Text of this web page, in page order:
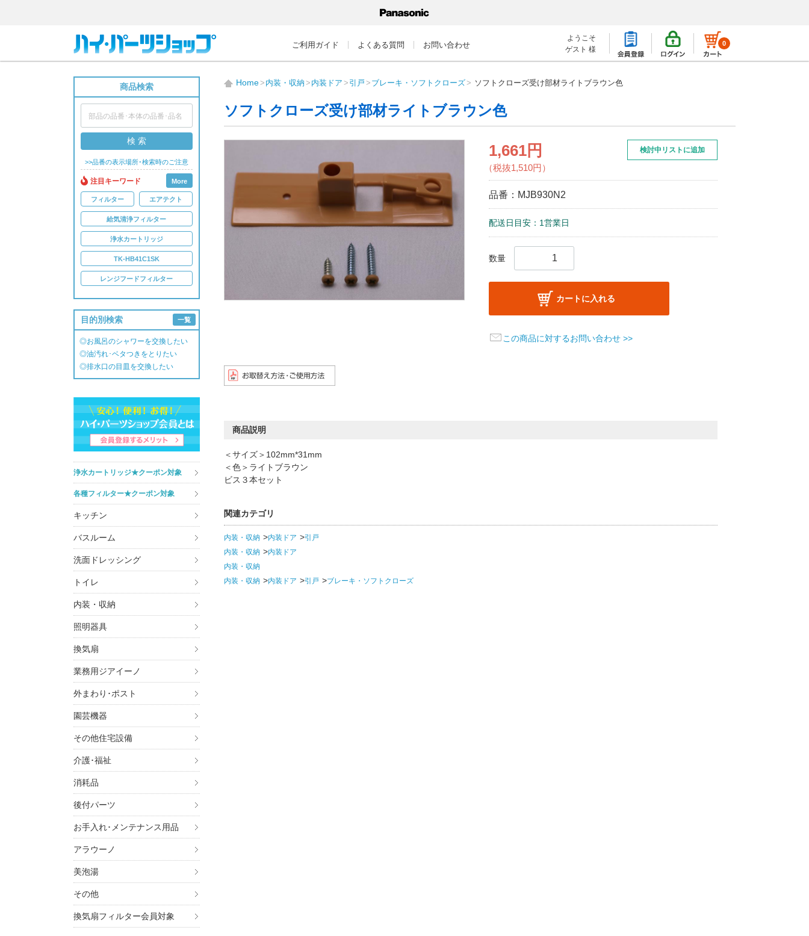
ご利用ガイド よくある質問 お問い合わせ
ようこそ
ゲスト 様
0
商品検索
検 索
>>品番の表示場所･検索時のご注意
注目キーワード More
フィルター エアテクト
給気清浄フィルター
浄水カートリッジ
TK-HB41C1SK
レンジフードフィルター
目的別検索 一覧
◎お風呂のシャワーを交換したい
◎油汚れ･ベタつきをとりたい
◎排水口の目皿を交換したい
浄水カートリッジ★クーポン対象
各種フィルター★クーポン対象
キッチン
バスルーム
洗面ドレッシング
トイレ
内装・収納
照明器具
換気扇
業務用ジアイーノ
外まわり･ポスト
園芸機器
その他住宅設備
介護･福祉
消耗品
後付パーツ
お手入れ･メンテナンス用品
アラウーノ
美泡湯
その他
換気扇フィルター会員対象
Home 内装・収納 内装ドア 引戸 ブレーキ・ソフトクローズ ソフトクローズ受け部材ライトブラウン色
ソフトクローズ受け部材ライトブラウン色
1,661円
（税抜1,510円）
品番： MJB930N2
配送日目安：1営業日
検討中リストに追加
数量
カートに入れる
この商品に対するお問い合わせ >>
商品説明
＜サイズ＞102mm*31mm
＜色＞ライトブラウン
ビス３本セット
関連カテゴリ
内装・収納 内装ドア
引戸
内装・収納
内装ドア
内装・収納
内装・収納
内装ドア 引戸 ブレーキ・ソフトクローズ